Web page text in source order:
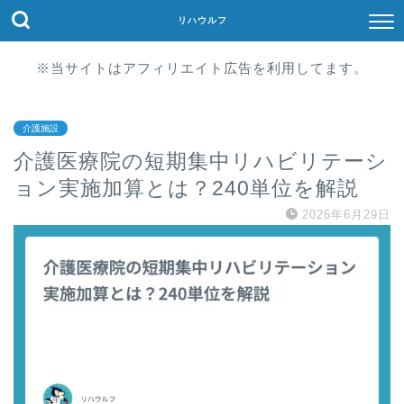
リハウルフ
※当サイトはアフィリエイト広告を利用してます。
介護施設
介護医療院の短期集中リハビリテーシ
ョン実施加算とは？240単位を解説
2026年6月29日